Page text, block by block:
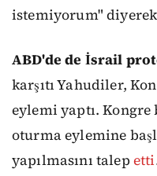
istemiyorum"
ABD'de de İsrail
karşıtı Yahudiler,
eylemi yaptı.
oturma eylemine
yapılmasını talep etti